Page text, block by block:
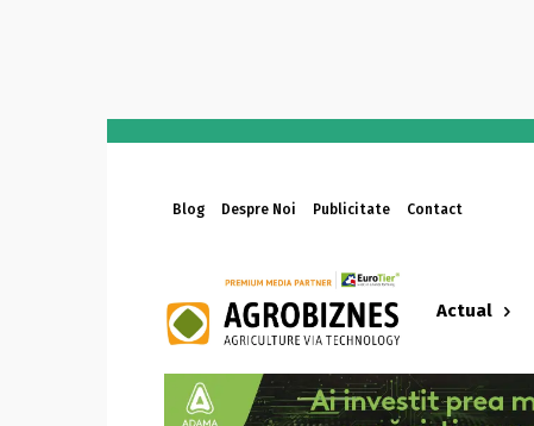
Blog Despre Noi Publicitate Contact
Actual